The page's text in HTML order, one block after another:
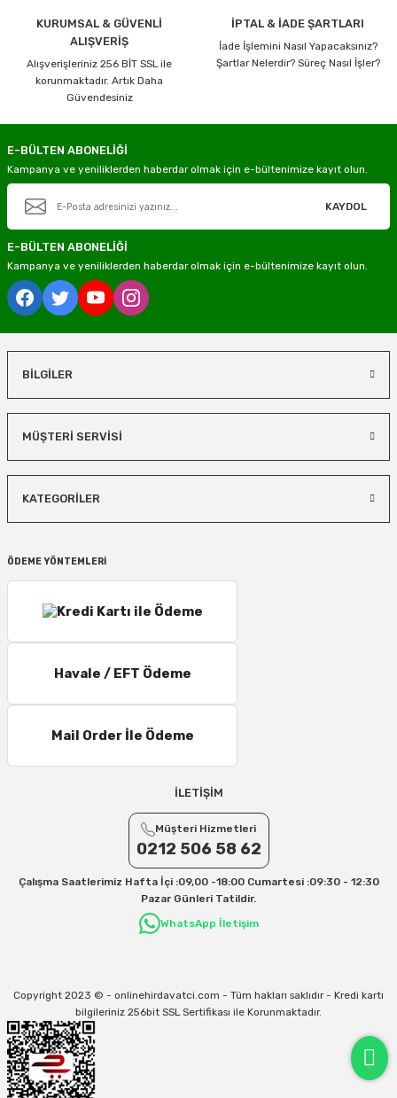
KURUMSAL & GÜVENLİ
ALIŞVERİŞ
Alışverişleriniz 256 BİT SSL ile
korunmaktadır. Artık Daha
Güvendesiniz
İPTAL & İADE ŞARTLARI
İade İşlemini Nasıl Yapacaksınız?
Şartlar Nelerdir? Süreç Nasıl İşler?
E-BÜLTEN ABONELİĞİ
Kampanya ve yeniliklerden haberdar olmak için e-bültenimize kayıt olun.
KAYDOL
E-BÜLTEN ABONELİĞİ
Kampanya ve yeniliklerden haberdar olmak için e-bültenimize kayıt olun.
BİLGİLER
MÜŞTERİ SERVİSİ
KATEGORİLER
ÖDEME YÖNTEMLERİ
Havale / EFT Ödeme
Mail Order İle Ödeme
İLETİŞİM
Müşteri Hizmetleri
0212 506 58 62
Çalışma Saatlerimiz Hafta İçi :09,00 -18:00 Cumartesi :09:30 - 12:30
Pazar Günleri Tatildir.
WhatsApp İletişim
Copyright 2023 © - onlinehirdavatci.com - Tüm hakları saklıdır - Kredi kartı
bilgileriniz 256bit SSL Sertifikası ile Korunmaktadır.